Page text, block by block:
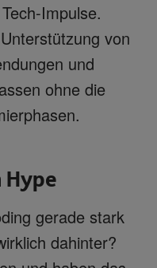
Impulse.
von
und
ohne die
Hype
gerade stark
dahinter?